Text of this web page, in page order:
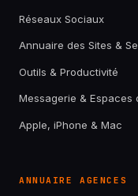
Réseaux Sociaux
Annuaire des Sites &
Outils & Productivité
Messagerie & Espaces
Apple, iPhone & Mac
ANNUAIRE AGENCES